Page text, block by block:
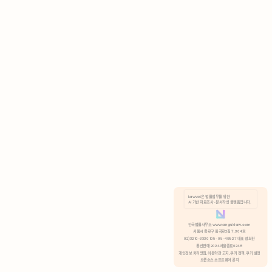
분석 쿠키 허용
Lawvot은 법률업무를 위한
AI 기반 자료조사 · 문서작성 플랫폼입니다.
안국법률사무소 www.anguklaw.com
서울시 종로구 율곡로2길 7, 304호
02)3210-3330 105-05-48527 대표 정희찬
통신판매 2024서울종로0248
개인정보 처리방침, 이용약관 고지, 쿠키 정책, 쿠키 설정
오픈소스 소프트웨어 공지